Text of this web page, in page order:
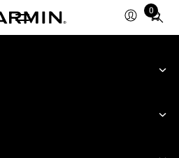
0
Total
items
cart: